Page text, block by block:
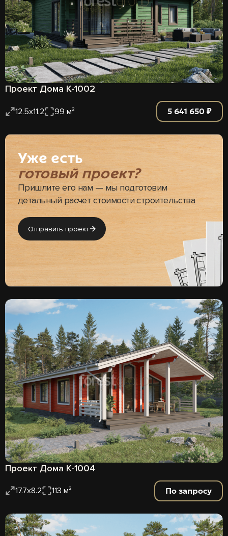
Проект Дома К-1002
12.5х11.2 99 м² 5 641 650 ₽
Уже есть
готовый проект?
Пришлите его нам — мы подготовим
детальный расчет стоимости строительства
Отправить проект
Проект Дома К-1004
17.7х8.2 113 м² По запросу